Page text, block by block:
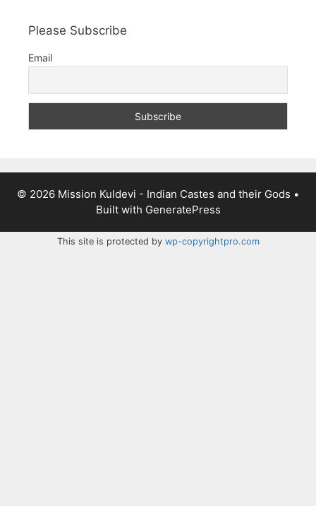
Please Subscribe
Email
© 2026 Mission Kuldevi - Indian Castes and their Gods •
Built with GeneratePress
This site is protected by wp-copyrightpro.com